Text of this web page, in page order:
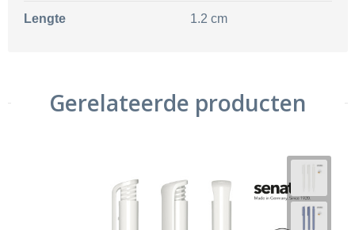
Lengte 1.2 cm
Gerelateerde producten